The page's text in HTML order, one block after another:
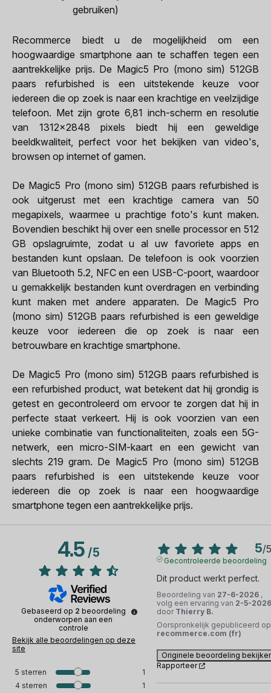
gebruiken)
Recommerce biedt u de mogelijkheid om een
hoogwaardige smartphone aan te schaffen tegen een
aantrekkelijke prijs. De Magic5 Pro (mono sim) 512GB
paars refurbished is een uitstekende keuze voor
iedereen die op zoek is naar een krachtige en veelzijdige
telefoon. Met zijn grote 6,81 inch-scherm en resolutie
van 1312x2848 pixels biedt hij een geweldige
beeldkwaliteit, perfect voor het bekijken van video's,
browsen op internet of gamen.
De Magic5 Pro (mono sim) 512GB paars refurbished is
ook uitgerust met een krachtige camera van 50
megapixels, waarmee u prachtige foto's kunt maken.
Bovendien beschikt hij over een snelle processor en 512
GB opslagruimte, zodat u al uw favoriete apps en
bestanden kunt opslaan. De telefoon is ook voorzien
van Bluetooth 5.2, NFC en een USB-C-poort, waardoor
u gemakkelijk bestanden kunt overdragen en verbinding
kunt maken met andere apparaten. De Magic5 Pro
(mono sim) 512GB paars refurbished is een geweldige
keuze voor iedereen die op zoek is naar een
betrouwbare en krachtige smartphone.
De Magic5 Pro (mono sim) 512GB paars refurbished is
een refurbished product, wat betekent dat hij grondig is
getest en gecontroleerd om ervoor te zorgen dat hij in
perfecte staat verkeert. Hij is ook voorzien van een
unieke combinatie van functionaliteiten, zoals een 5G-
netwerk, een micro-SIM-kaart en een gewicht van
slechts 219 gram. De Magic5 Pro (mono sim) 512GB
paars refurbished is een uitstekende keuze voor
iedereen die op zoek is naar een hoogwaardige
smartphone tegen een aantrekkelijke prijs.
4.5/5
Gebaseerd op 2 beoordeling
onderworpen aan een
controle
Bekijk alle beoordelingen op deze
site
5 sterren
1
4 sterren
1
5/5
Gecontroleerde beoordeling
Dit product werkt perfect.
Beoordeling van 27-6-2026 ,
volg een ervaring van 2-5-2026
door Thierry B.
Oorspronkelijk gepubliceerd op
recommerce.com (fr)
Originele beoordeling
Rapporteer